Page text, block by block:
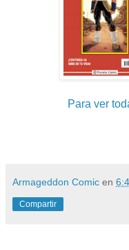
Para ver
Armageddon Comic en
Compartir